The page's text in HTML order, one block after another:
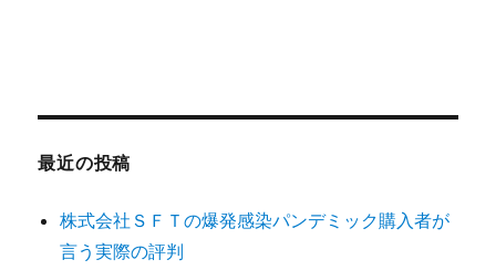
最近の投稿
株式会社ＳＦＴの爆発感染パンデミック購入者が
言う実際の評判